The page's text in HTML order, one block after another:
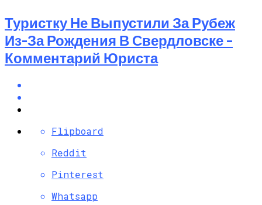
Туристку Не Выпустили За Рубеж
Из-За Рождения В Свердловске –
Комментарий Юриста
Flipboard
Reddit
Pinterest
Whatsapp